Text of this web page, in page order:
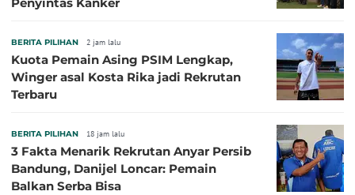
BERITA PILIHAN 2 jam lalu
Kuota Pemain Asing PSIM Lengkap,
Winger asal Kosta Rika jadi Rekrutan
Terbaru
BERITA PILIHAN 18 jam lalu
3 Fakta Menarik Rekrutan Anyar Persib
Bandung, Danijel Loncar: Pemain
Balkan Serba Bisa